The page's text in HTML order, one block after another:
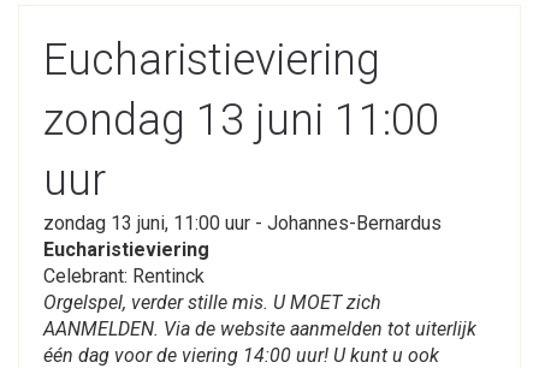
Eucharistieviering
zondag 13 juni 11:00
uur
zondag 13 juni, 11:00 uur - Johannes-Bernardus
Eucharistieviering
Celebrant: Rentinck
Orgelspel, verder stille mis. U MOET zich
AANMELDEN. Via de website aanmelden tot uiterlijk
één dag voor de viering 14:00 uur! U kunt u ook